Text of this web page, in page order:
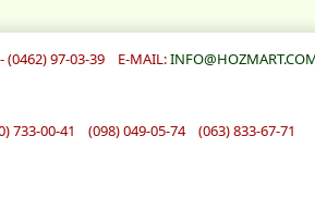
(0462) 97-03-39 E-MAIL:
733-00-41 (098) 049-05-74 (063) 833-67-71